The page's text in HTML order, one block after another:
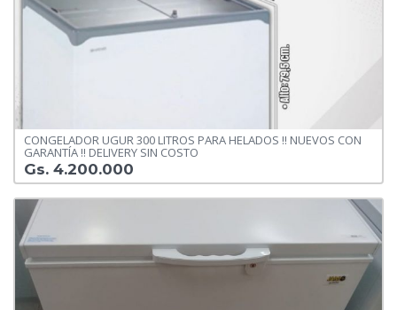
CONGELADOR UGUR 300 LITROS PARA HELADOS !! NUEVOS CON
GARANTÍA !! DELIVERY SIN COSTO
Gs. 4.200.000